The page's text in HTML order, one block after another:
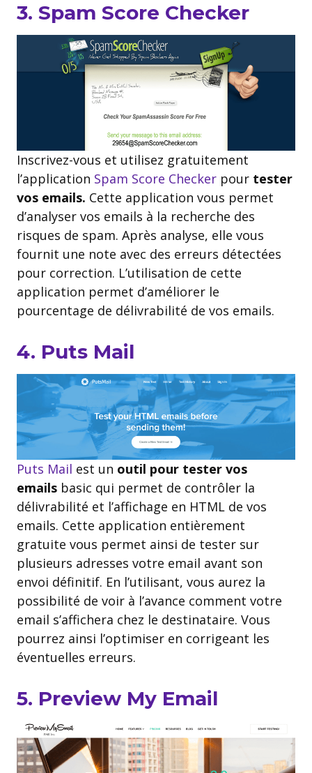
3. Spam Score Checker
Inscrivez-vous et utilisez gratuitement
l’application Spam Score Checker pour tester
vos emails. Cette application vous permet
d’analyser vos emails à la recherche des
risques de spam. Après analyse, elle vous
fournit une note avec des erreurs détectées
pour correction. L’utilisation de cette
application permet d’améliorer le
pourcentage de délivrabilité de vos emails.
4. Puts Mail
Puts Mail est un outil pour tester vos
emails basic qui permet de contrôler la
délivrabilité et l’affichage en HTML de vos
emails. Cette application entièrement
gratuite vous permet ainsi de tester sur
plusieurs adresses votre email avant son
envoi définitif. En l’utilisant, vous aurez la
possibilité de voir à l’avance comment votre
email s’affichera chez le destinataire. Vous
pourrez ainsi l’optimiser en corrigeant les
éventuelles erreurs.
5. Preview My Email